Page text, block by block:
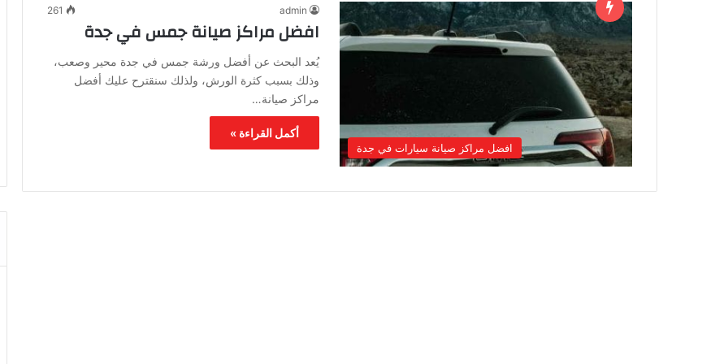
افضل مراكز صيانة سيارات في جدة
admin
261
افضل مراكز صيانة جمس في جدة
يُعد البحث عن أفضل ورشة جمس في جدة محير وصعب،
وذلك بسبب كثرة الورش، ولذلك سنقترح عليك أفضل
مراكز صيانة…
أكمل القراءة »